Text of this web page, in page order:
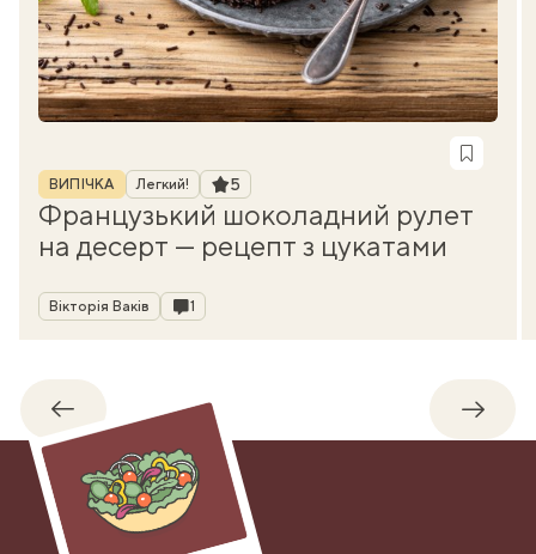
Рубрика
ВИПІЧКА Легкий! Рейтинг
5
Французький шоколадний рулет
на десерт — рецепт з цукатами
Автор
Вікторія Ваків Коментарі
1
Назад